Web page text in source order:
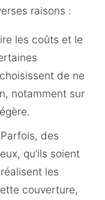
raisons :
les coûts et le
de ne
notamment sur
Parfois, des
qu’ils soient
les
couverture,